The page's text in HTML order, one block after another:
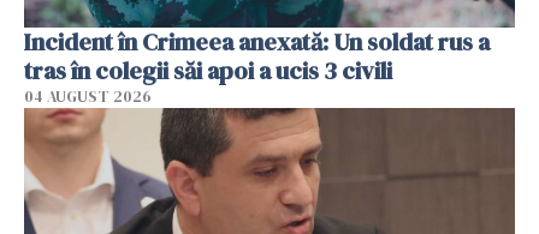
Incident în Crimeea anexată: Un soldat rus a
tras în colegii săi apoi a ucis 3 civili
04 AUGUST 2026